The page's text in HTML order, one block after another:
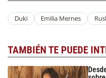
Duki Emilia Mernes
TAMBIÉN TE PUEDE